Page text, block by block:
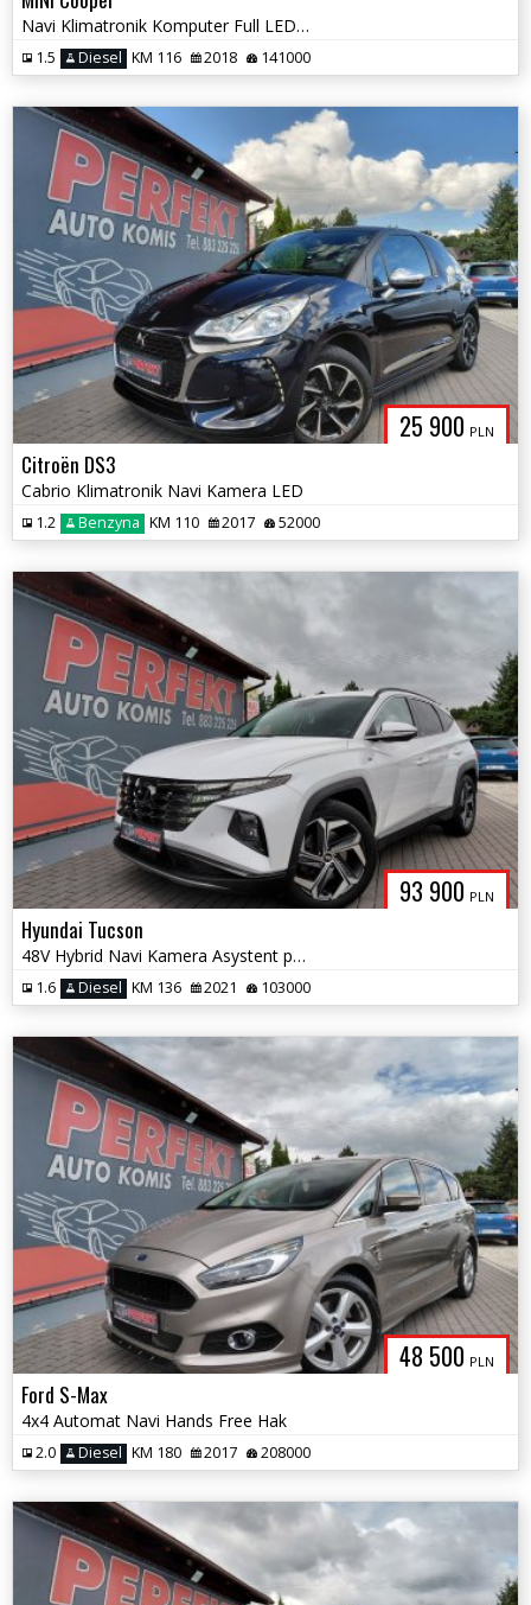
Navi Klimatronik Komputer Full LED PDC
1.5 Diesel KM 116 2018 141000
25 900 PLN
Citroën DS3
Cabrio Klimatronik Navi Kamera LED
1.2 Benzyna KM 110 2017 52000
93 900 PLN
Hyundai Tucson
48V Hybrid Navi Kamera Asystent pasa
1.6 Diesel KM 136 2021 103000
48 500 PLN
Ford S-Max
4x4 Automat Navi Hands Free Hak
2.0 Diesel KM 180 2017 208000